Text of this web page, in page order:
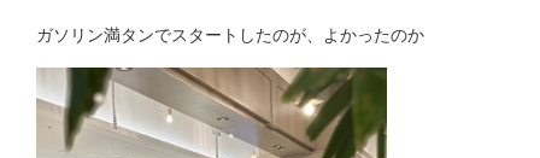
ガソリン満タンでスタートしたのが、よかったのか